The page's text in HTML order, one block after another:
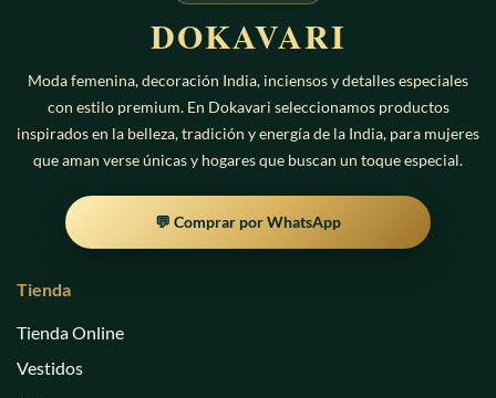
elegir
en
la
página
pueden
elegir
en
de
producto
DOKAVARI
Moda femenina, decoración India, inciensos y detalles especiales
con estilo premium. En Dokavari seleccionamos productos
inspirados en la belleza, tradición y energía de la India, para mujeres
que aman verse únicas y hogares que buscan un toque especial.
💬 Comprar por WhatsApp
Tienda
Tienda Online
Vestidos